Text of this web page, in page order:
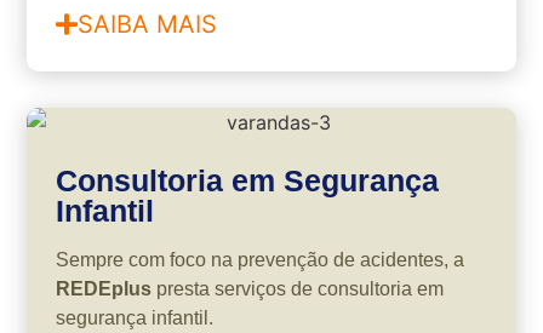
SAIBA MAIS
Consultoria em Segurança
Infantil
Sempre com foco na prevenção de acidentes, a
REDEplus presta serviços de consultoria em
segurança infantil.